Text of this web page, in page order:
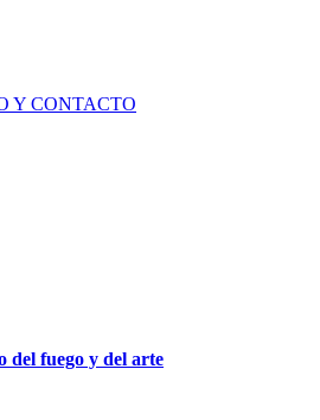
Y CONTACTO
del fuego y del arte